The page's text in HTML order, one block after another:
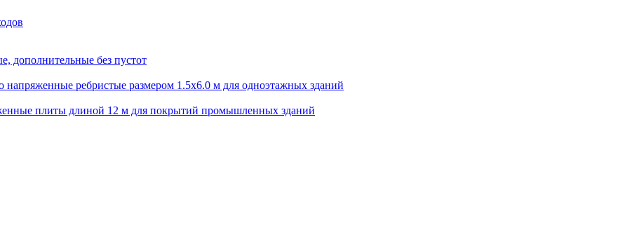
дополнительные без пустот
ребристые размером 1.5х6.0 м для одноэтажных зданий
плиты длиной 12 м для покрытий промышленных зданий